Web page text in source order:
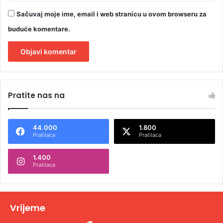
Sačuvaj moje ime, email i web stranicu u ovom browseru za
buduće komentare.
t
n
t
v
Pratite nas na
44.000
Pratilaca
1.800
Pratilaca
1.400
Pratilaca
Vrijeme